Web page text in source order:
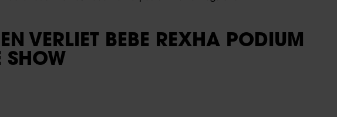
VERLIET BEBE REXHA PODIUM
SHOW